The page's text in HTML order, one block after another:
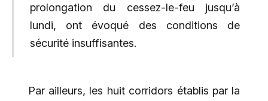
prolongation du cessez-le-feu jusqu’à
lundi, ont évoqué des conditions de
sécurité insuffisantes.
Par ailleurs, les huit corridors établis par la